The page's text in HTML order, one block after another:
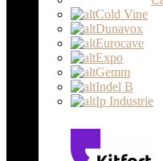
Cold Vine
Dunavox
Eurocave
Expo
Gemm
Indel B
Ip Industrie